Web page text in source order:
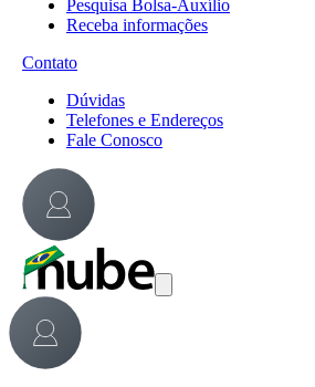
Pesquisa Bolsa-Auxílio
Receba informações
Contato
Dúvidas
Telefones e Endereços
Fale Conosco